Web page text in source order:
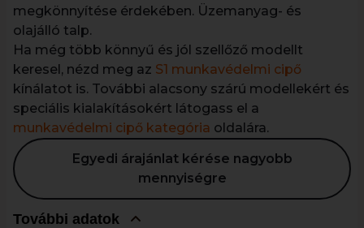
megkönnyítése érdekében. Üzemanyag- és
olajálló talp.
Ha még több könnyű és jól szellőző modellt
keresel, nézd meg az S1 munkavédelmi cipő
kínálatot is. További alacsony szárú modellekért és
speciális kialakításokért látogass el a
munkavédelmi cipő kategória oldalára.
Egyedi árajánlat kérése nagyobb
mennyiségre
További adatok